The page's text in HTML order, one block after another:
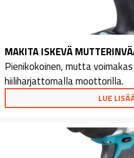
Pienikokoinen, mutta
hiiliharjattomalla moottorilla.
LUE